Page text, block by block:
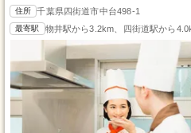
住所 千葉県四街道市中台498-1
最寄駅 物井駅から3.2km、四街道駅から